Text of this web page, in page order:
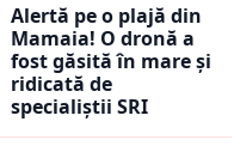
Alertă pe o plajă din
Mamaia! O dronă a
fost găsită în mare și
ridicată de
specialiștii SRI